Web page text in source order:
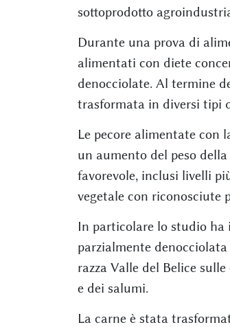
sottoprodotto
Durante una prova di
alimentati con diete
denocciolate. Al termine
trasformata in diversi tipi
Le pecore alimentate con
un aumento del peso
favorevole, inclusi livelli
vegetale con riconosciute
In particolare lo studio ha
parzialmente
razza Valle del Belice
e dei salumi.
La carne è stata